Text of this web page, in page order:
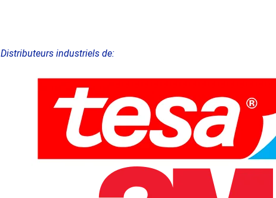
Distributeurs industriels de: